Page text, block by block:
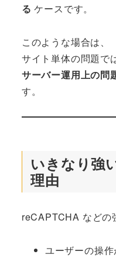
る ケースです。
このような場合は、
サイト単体の問題で
サーバー運用上の問
す。
いきなり強
理由
reCAPTCHA などの
ユーザーの操